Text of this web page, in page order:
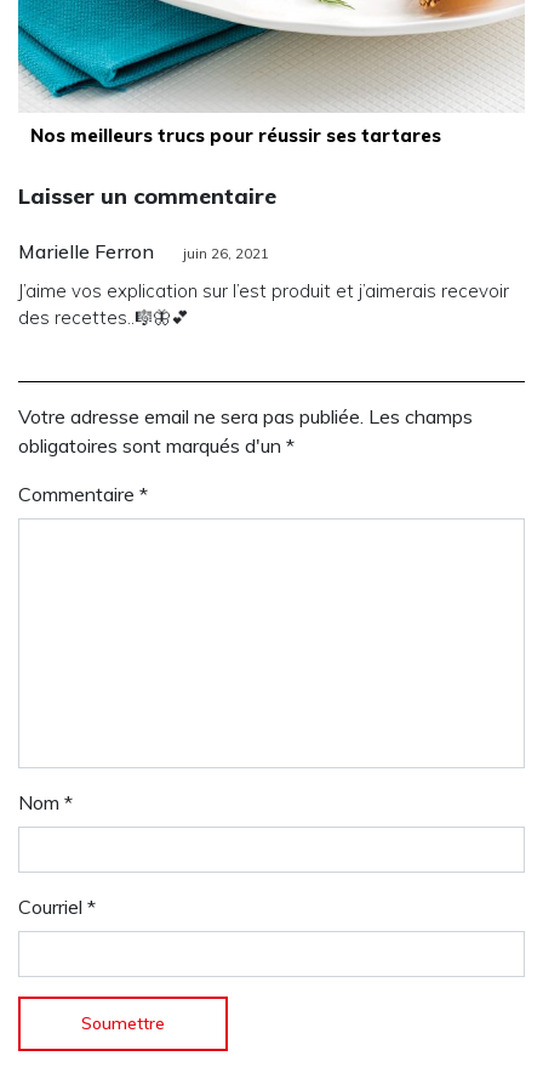
Nos meilleurs trucs pour réussir ses tartares
Laisser un commentaire
Marielle Ferron juin 26, 2021
J’aime vos explication sur l’est produit et j’aimerais recevoir
des recettes..🎼🦋💕
Votre adresse email ne sera pas publiée. Les champs
obligatoires sont marqués d'un *
Commentaire *
Nom *
Courriel *